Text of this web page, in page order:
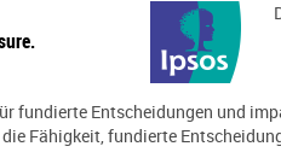
fundierte Entscheidungen und
Fähigkeit, fundierte